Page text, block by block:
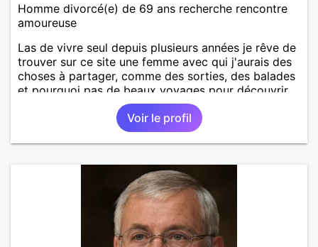
Homme divorcé(e) de 69 ans recherche rencontre
amoureuse
Las de vivre seul depuis plusieurs années je rêve de
trouver sur ce site une femme avec qui j'aurais des
choses à partager, comme des sorties, des balades
et pourquoi pas de beaux voyages pour découvrir
de nouveaux horizons.
Voir le profil